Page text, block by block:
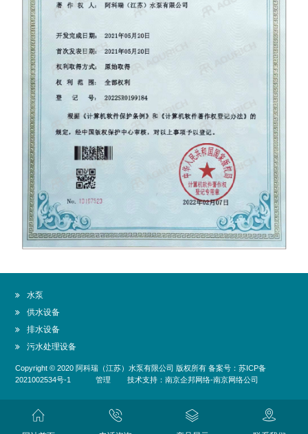
水泵
供水设备
排水设备
污水处理设备
Copyright © 2020阿科瑞（江苏）水泵有限公司 版权所有 备案号：苏ICP备
2021002534号-1
管理 技术支持：南京企邦网络-南京网络公司